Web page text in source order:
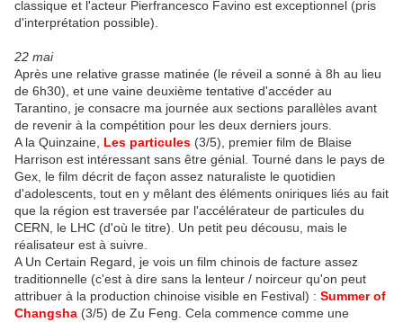
classique et l'acteur Pierfrancesco Favino est exceptionnel (pris
d'interprétation possible).
22 mai
Après une relative grasse matinée (le réveil a sonné à 8h au lieu
de 6h30), et une vaine deuxième tentative d'accéder au
Tarantino, je consacre ma journée aux sections parallèles avant
de revenir à la compétition pour les deux derniers jours.
A la Quinzaine, Les particules (3/5), premier film de Blaise
Harrison est intéressant sans être génial. Tourné dans le pays de
Gex, le film décrit de façon assez naturaliste le quotidien
d'adolescents, tout en y mêlant des éléments oniriques liés au fait
que la région est traversée par l'accélérateur de particules du
CERN, le LHC (d'où le titre). Un petit peu décousu, mais le
réalisateur est à suivre.
A Un Certain Regard, je vois un film chinois de facture assez
traditionnelle (c'est à dire sans la lenteur / noirceur qu'on peut
attribuer à la production chinoise visible en Festival) : Summer of
Changsha (3/5) de Zu Feng. Cela commence comme une